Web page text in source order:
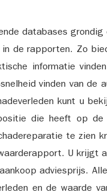
databases grondig
de rapporten. Zo
informatie
vinden van de
kunt u
die heeft op de
te zien
U krijgt
adviesprijs.
en de waarde